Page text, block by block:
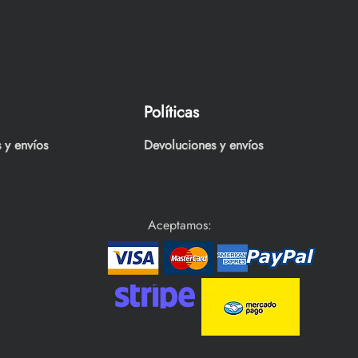
y envíos
Políticas
Devoluciones y envíos
Aceptamos: